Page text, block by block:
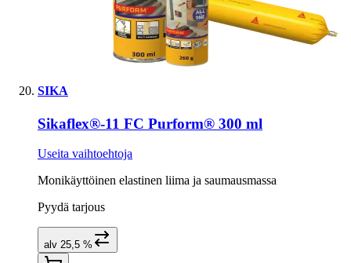
SIKA
Sikaflex®-11 FC Purform® 300 ml
Useita vaihtoehtoja
Monikäyttöinen elastinen liima ja saumausmassa
Pyydä tarjous
alv 25,5 %